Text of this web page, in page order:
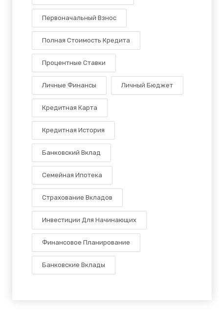
Первоначальный Взнос
Полная Стоимость Кредита
Процентные Ставки
Личные Финансы Личный Бюджет
Кредитная Карта
Кредитная История
Банковский Вклад
Семейная Ипотека
Страхование Вкладов
Инвестиции Для Начинающих
Финансовое Планирование
Банковские Вклады